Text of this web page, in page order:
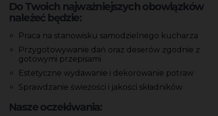
Do Twoich najważniejszych obowiązków
należeć będzie:
Praca na stanowisku samodzielnego kucharza
Przygotowywanie dań oraz deserów zgodnie z
gotowymi przepisami
Estetyczne wydawanie i dekorowanie potraw
Sprawdzanie świeżości i jakości składników
Nasze oczekiwania: